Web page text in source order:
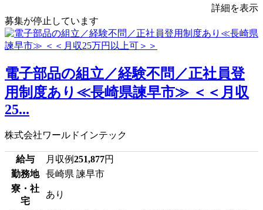
詳細を表示
募集が停止しています
電子部品の組立／経験不問／正社員登
用制度あり≪長崎県諫早市≫ ＜＜月収
25...
株式会社ワールドインテック
給与 月収例251,877円
勤務地
長崎県 諫早市
寮・社
宅
あり